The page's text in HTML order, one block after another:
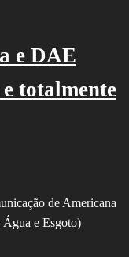
e DAE
totalmente
de Americana
e Esgoto)